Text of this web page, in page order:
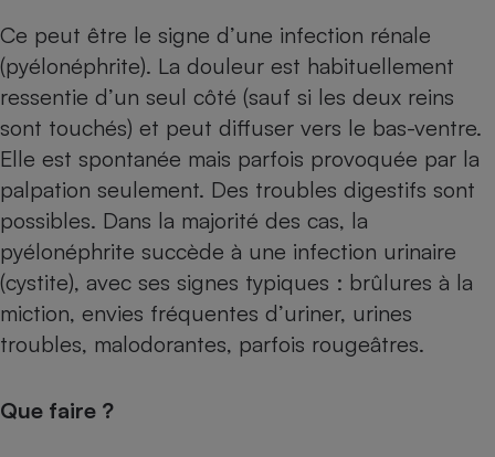
Ce peut être le signe d’une infection rénale
(pyélonéphrite). La douleur est habituellement
ressentie d’un seul côté (sauf si les deux reins
sont touchés) et peut diffuser vers le bas-ventre.
Elle est spontanée mais parfois provoquée par la
palpation seulement. Des troubles digestifs sont
possibles. Dans la majorité des cas, la
pyélonéphrite succède à une infection urinaire
(cystite), avec ses signes typiques : brûlures à la
miction, envies fréquentes d’uriner, urines
troubles, malodorantes, parfois rougeâtres.
Que faire ?
Lave-linge
Plaque de cuisson à
induction
Téléphone mobile -
Smartphone
Radiateur électrique
Antimoustique